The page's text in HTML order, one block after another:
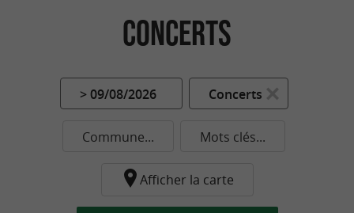
Concerts
> 09/08/2026 Concerts
Commune... Mots clés...
Afficher la carte